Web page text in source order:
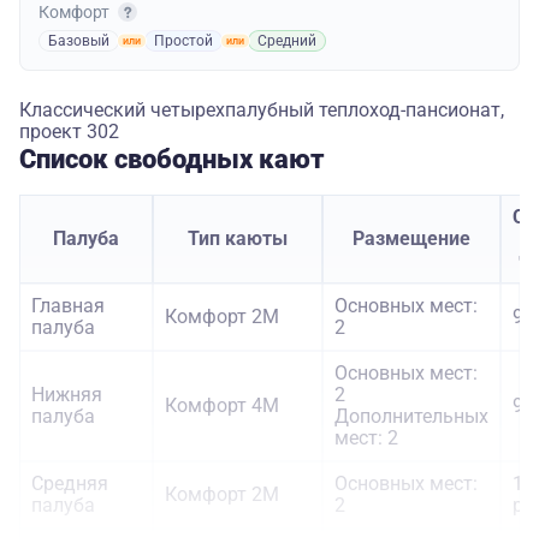
Комфорт
Базовый Простой Средний
Классический четырехпалубный теплоход-пансионат,
проект 302
Список свободных кают
Палуба Тип каюты Размещение
Главная
палуба
Комфорт 2M
Основных мест:
2
Нижняя
палуба
Комфорт 4M
Основных мест:
2
Дополнительных
мест: 2
Средняя
палуба
Комфорт 2M
Основных мест:
2